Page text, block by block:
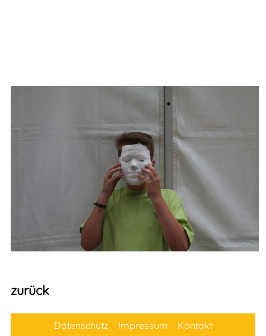
zurück
Datenschutz Impressum Kontakt